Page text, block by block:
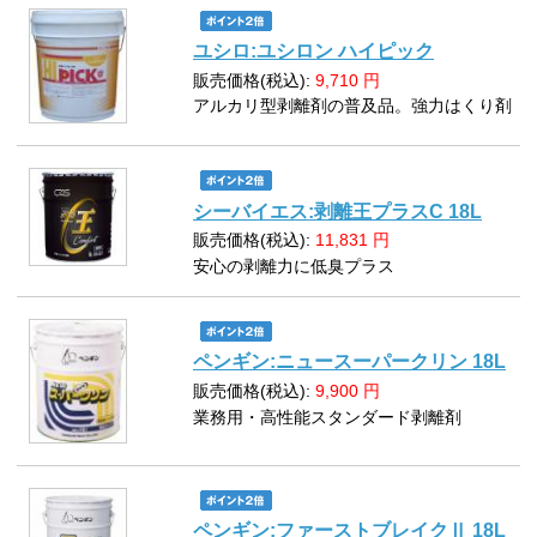
ユシロ:ユシロン ハイピック
販売価格(税込): 9,710 円
アルカリ型剥離剤の普及品。強力はくり剤
シーバイエス:剥離王プラスC 18L
販売価格(税込): 11,831 円
安心の剥離力に低臭プラス
ペンギン:ニュースーパークリン 18L
販売価格(税込): 9,900 円
業務用・高性能スタンダード剥離剤
ペンギン:ファーストブレイクⅡ 18L